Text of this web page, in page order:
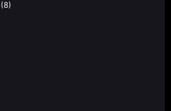
(8)